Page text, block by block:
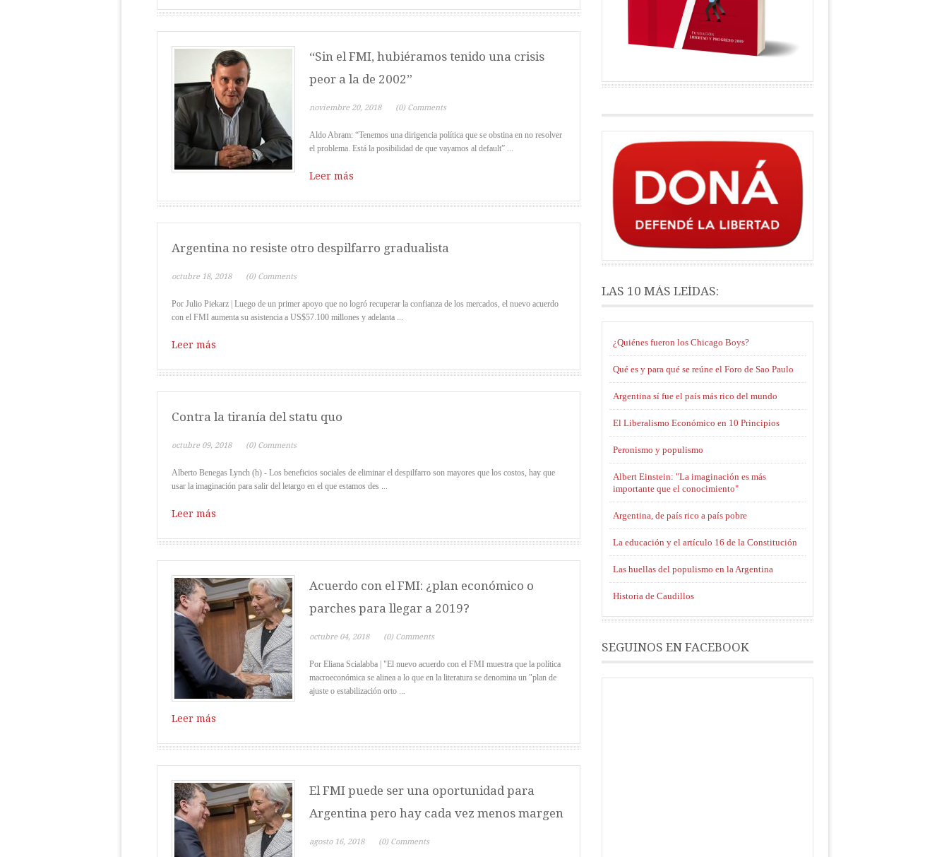
“Sin el FMI, hubiéramos tenido una crisis
peor a la de 2002”
noviembre 20, 2018 (0) Comments
Aldo Abram: “Tenemos una dirigencia política que se obstina en no resolver
el problema. Está la posibilidad de que vayamos al default” ...
Leer más
Argentina no resiste otro despilfarro gradualista
octubre 18, 2018 (0) Comments
Por Julio Piekarz | Luego de un primer apoyo que no logró recuperar la confianza de los mercados, el nuevo acuerdo
con el FMI aumenta su asistencia a US$57.100 millones y adelanta ...
Leer más
Contra la tiranía del statu quo
octubre 09, 2018 (0) Comments
Alberto Benegas Lynch (h) - Los beneficios sociales de eliminar el despilfarro son mayores que los costos, hay que
usar la imaginación para salir del letargo en el que estamos des ...
Leer más
Acuerdo con el FMI: ¿plan económico o
parches para llegar a 2019?
octubre 04, 2018 (0) Comments
Por Eliana Scialabba | "El nuevo acuerdo con el FMI muestra que la política
macroeconómica se alinea a lo que en la literatura se denomina un "plan de
ajuste o estabilización orto ...
Leer más
El FMI puede ser una oportunidad para
Argentina pero hay cada vez menos margen
agosto 16, 2018 (0) Comments
LAS 10 MÁS LEÍDAS:
¿Quiénes fueron los Chicago Boys?
Qué es y para qué se reúne el Foro de Sao Paulo
Argentina sí fue el país más rico del mundo
El Liberalismo Económico en 10 Principios
Peronismo y populismo
Albert Einstein: "La imaginación es más
importante que el conocimiento"
Argentina, de país rico a país pobre
La educación y el artículo 16 de la Constitución
Las huellas del populismo en la Argentina
Historia de Caudillos
SEGUINOS EN FACEBOOK